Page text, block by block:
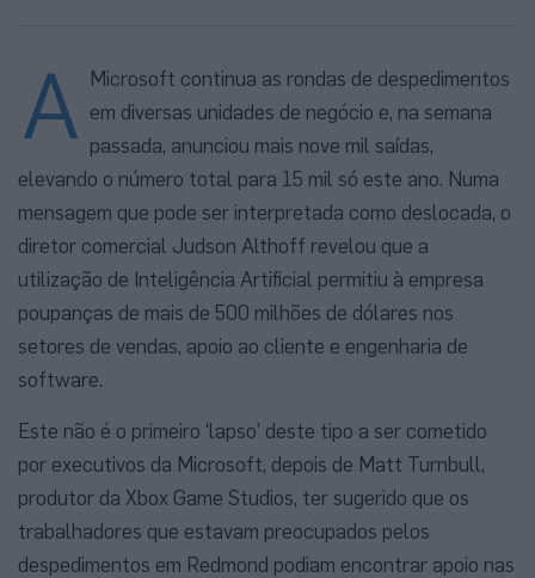
A
Microsoft continua as rondas de despedimentos
em diversas unidades de negócio e, na semana
passada, anunciou mais nove mil saídas,
elevando o número total para 15 mil só este ano. Numa
mensagem que pode ser interpretada como deslocada, o
diretor comercial Judson Althoff revelou que a
utilização de Inteligência Artificial permitiu à empresa
poupanças de mais de 500 milhões de dólares nos
setores de vendas, apoio ao cliente e engenharia de
software.
Este não é o primeiro ‘lapso’ deste tipo a ser cometido
por executivos da Microsoft, depois de Matt Turnbull,
produtor da Xbox Game Studios, ter sugerido que os
trabalhadores que estavam preocupados pelos
despedimentos em Redmond podiam encontrar apoio nas